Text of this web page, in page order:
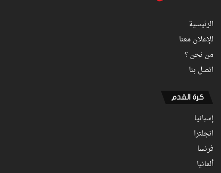
الرئيسية
للإعلان معنا
من نحن ؟
اتصل بنا
كرة القدم
إسبانيا
انجلترا
فرنسا
ألمانيا